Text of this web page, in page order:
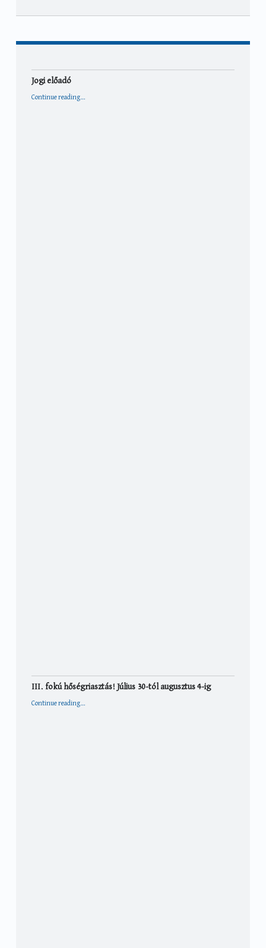
Jogi előadó
Continue reading…
III. fokú hőségriasztás! Július 30-tól augusztus 4-ig
Continue reading“III. fokú hőségriasztás! Július 30-tól augusztus 4-ig”
…